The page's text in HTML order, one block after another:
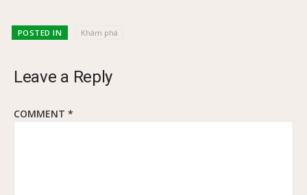
POSTED IN Khám phá
Leave a Reply
COMMENT *